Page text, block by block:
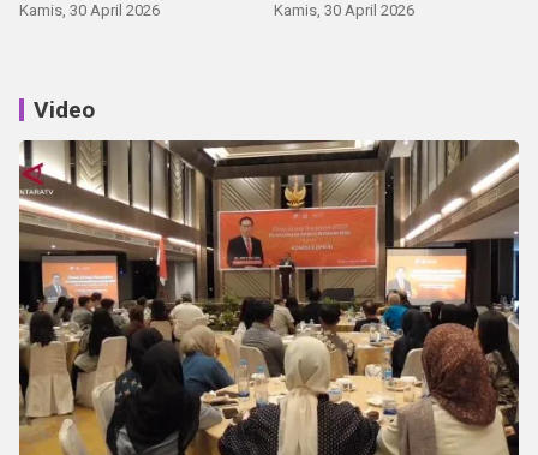
Kamis, 30 April 2026 Kamis, 30 April 2026
Video